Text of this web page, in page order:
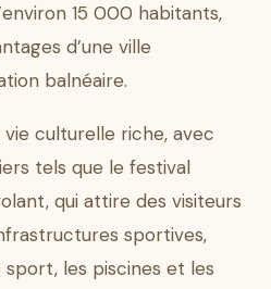
15 000 habitants,
d’une ville
balnéaire.
vie culturelle riche, avec
tels que le festival
qui attire des visiteurs
sportives,
les piscines et les